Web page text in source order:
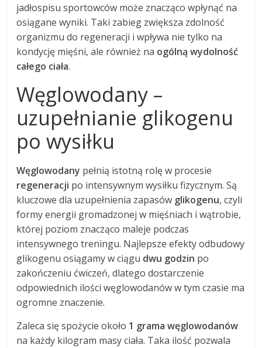
jadłospisu sportowców może znacząco wpłynąć na
osiągane wyniki. Taki zabieg zwiększa zdolność
organizmu do regeneracji i wpływa nie tylko na
kondycję mięśni, ale również na ogólną wydolność
całego ciała.
Węglowodany –
uzupełnianie glikogenu
po wysiłku
Węglowodany pełnią istotną rolę w procesie
regeneracji po intensywnym wysiłku fizycznym. Są
kluczowe dla uzupełnienia zapasów glikogenu, czyli
formy energii gromadzonej w mięśniach i wątrobie,
której poziom znacząco maleje podczas
intensywnego treningu. Najlepsze efekty odbudowy
glikogenu osiągamy w ciągu dwu godzin po
zakończeniu ćwiczeń, dlatego dostarczenie
odpowiednich ilości węglowodanów w tym czasie ma
ogromne znaczenie.
Zaleca się spożycie około 1 grama węglowodanów
na każdy kilogram masy ciała. Taka ilość pozwala